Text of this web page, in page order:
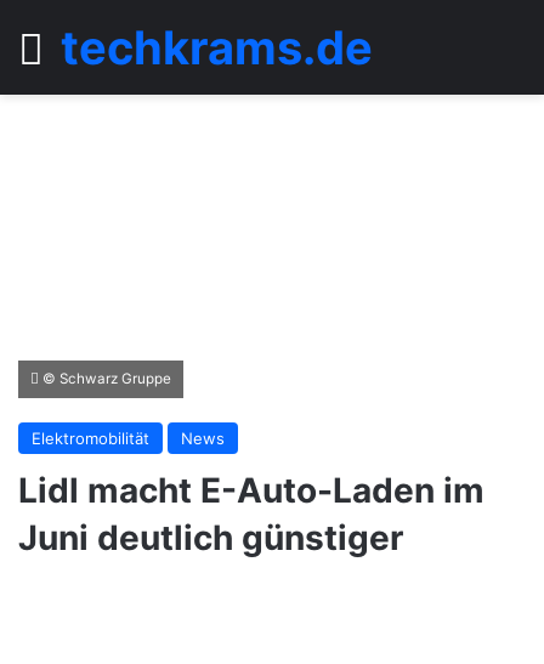
Menü
techkrams.de
© Schwarz Gruppe
Elektromobilität News
Lidl macht E-Auto-Laden im
Juni deutlich günstiger